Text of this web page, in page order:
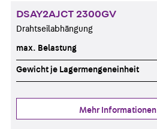
DSAY2AJCT 2300GV
Drahtseilabhängung
max. Belastung
Gewicht je Lagermengeneinheit
Mehr Informationen